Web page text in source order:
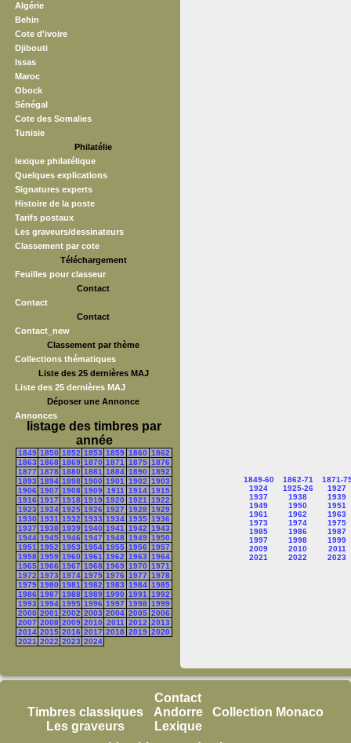
Algérie
Behin
Cote d'ivoire
Djibouti
Issas
Maroc
Obock
Sénégal
Cote des Somalies
Tunisie
Philatélie
lexique philatélique
Quelques explications
Signatures experts
Histoire de la poste
Tarifs postaux
Les graveurs/dessinateurs
Classement par cote
Téléchargement
Feuilles pour classeur
Contact
Contact
Contact
Contact_new
Classement par thème
Collections thématiques
Liste des 25 dernières MAJ
Liste des 25 dernières MAJ
Déposer une Annonce
Annonces
listage des timbres par
année
1849 1850 1852 1853 1859 1860 1862
1863 1868 1869 1870 1871 1875 1876
1877 1878 1880 1881 1884 1890 1892
1893 1894 1898 1900 1901 1902 1903
1906 1907 1908 1909 1911 1914 1915
1916 1917 1918 1919 1920 1921 1922
1923 1924 1925 1926 1927 1928 1929
1930 1931 1932 1933 1934 1935 1936
1937 1938 1939 1940 1941 1942 1943
1944 1945 1946 1947 1948 1949 1950
1951 1952 1953 1954 1955 1956 1957
1958 1959 1960 1961 1962 1963 1964
1965 1966 1967 1968 1969 1970 1971
1972 1973 1974 1975 1976 1977 1978
1979 1980 1981 1982 1983 1984 1985
1986 1987 1988 1989 1990 1991 1992
1993 1994 1995 1996 1997 1998 1999
2000 2001 2002 2003 2004 2005 2006
2007 2008 2009 2010 2011 2012 2013
2014 2015 2016 2017 2018 2019 2020
2021 2022 2023 2024
1849-60 1862-71
1871-
1924
1925-26
1927
1937
1938
1939
1949
1950
1951
1961
1962
1963
1973
1974
1975
1985
1986
1987
1997
1998
1999
2009
2010
2011
2021
2022 2023
Timbres classiques
Les graveurs
Contact
Andorre
Lexique
Collection Monaco